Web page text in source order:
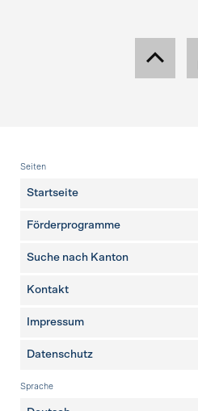
Fusszeile
Seiten
Startseite
Förderprogramme
Suche nach Kanton
weitere Seiten
Kontakt
Impressum
Datenschutz
Sprache